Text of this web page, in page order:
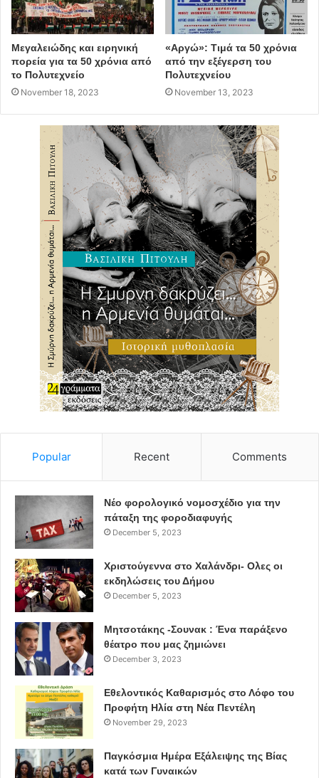
Μεγαλειώδης και ειρηνική
πορεία για τα 50 χρόνια από
το Πολυτεχνείο
November 18, 2023
«Αργώ»: Τιμά τα 50 χρόνια
από την εξέγερση του
Πολυτεχνείου
November 13, 2023
Popular Recent Comments
Νέο φορολογικό νομοσχέδιο για την
πάταξη της φοροδιαφυγής
December 5, 2023
Χριστούγεννα στο Χαλάνδρι- Ολες οι
εκδηλώσεις του Δήμου
December 5, 2023
Μητσοτάκης -Σουνακ : Ένα παράξενο
θέατρο που μας ζημιώνει
December 3, 2023
Εθελοντικός Καθαρισμός στο Λόφο του
Προφήτη Ηλία στη Νέα Πεντέλη
November 29, 2023
Παγκόσμια Ημέρα Εξάλειψης της Βίας
κατά των Γυναικών